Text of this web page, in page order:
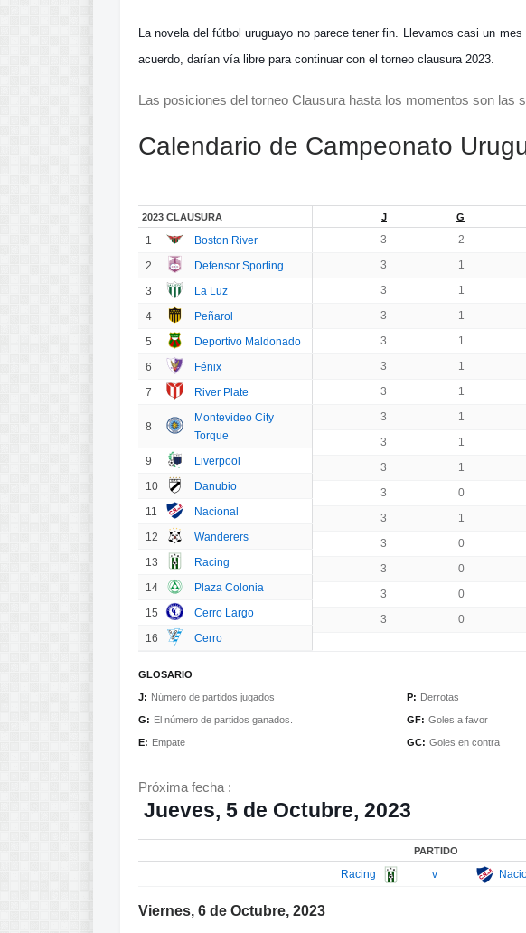
La novela del fútbol uruguayo no parece tener fin. Llevamos casi un
acuerdo, darían víalibre para continuar con el torneo clausura 2023.
Las posiciones del torneo Clausura hasta los momentos son las
Calendario de Campeonato
2023 CLAUSURA
1
Boston River
2
Defensor Sporting
3
La Luz
4
Peñarol
5
Deportivo Maldonado
6
Fénix
7
River Plate
8
Montevideo City
Torque
9
Liverpool
10
Danubio
11
Nacional
12
Wanderers
13
Racing
14
Plaza Colonia
15
Cerro Largo
16
Cerro
J G
3 2
3
1
3
1
3
1
3
1
3
1
3
1
3
1
3
1
3
1
3
0
3
1
3
0
3
0
3
0
3
0
GLOSARIO
J: Número de partidos jugados
G: El número de partidos ganados.
E: Empate
P: Derrotas
GF: Goles a favor
GC: Goles en contra
Próxima fecha :
Jueves, 5 de Octubre, 2023
PARTIDO
Racing v
Viernes, 6 de Octubre, 2023